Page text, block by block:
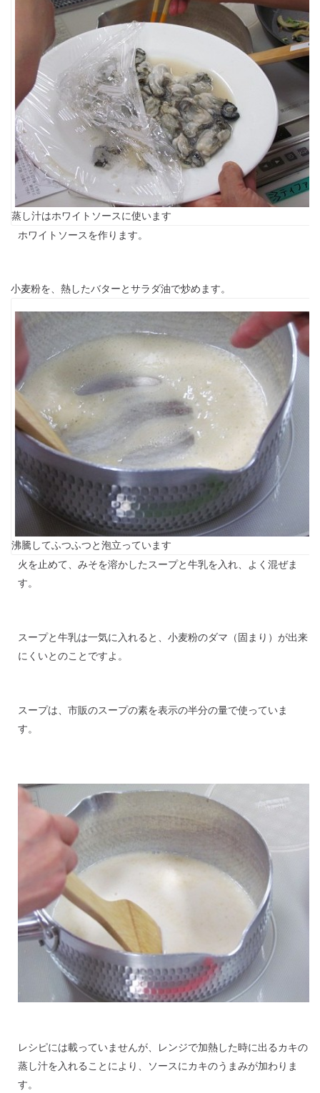
蒸し汁はホワイトソースに使います
ホワイトソースを作ります。
小麦粉を、熱したバターとサラダ油で炒めます。
沸騰してふつふつと泡立っています
火を止めて、みそを溶かしたスープと牛乳を入れ、よく混ぜま
す。
スープと牛乳は一気に入れると、小麦粉のダマ（固まり）が出来
にくいとのことですよ。
スープは、市販のスープの素を表示の半分の量で使っていま
す。
レシピには載っていませんが、レンジで加熱した時に出るカキの
蒸し汁を入れることにより、ソースにカキのうまみが加わりま
す。